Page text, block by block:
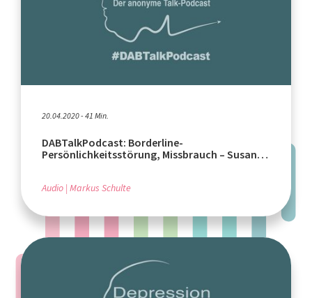
20.04.2020 - 41 Min.
DABTalkPodcast: Borderline-
Persönlichkeitsstörung, Missbrauch – Susan
Audio Markus Schulte